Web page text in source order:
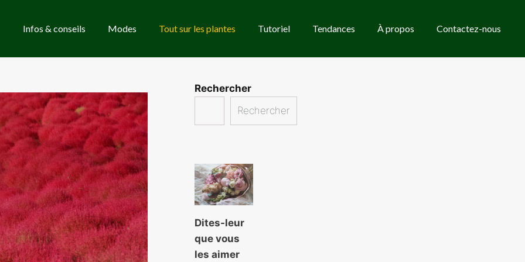
Infos & conseils Modes Tout sur les plantes Tutoriel Tendances À propos Contactez-nous
Rechercher
Rechercher
Dites-leur
que vous
les aimer